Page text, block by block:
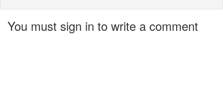
You must sign in to write a comment